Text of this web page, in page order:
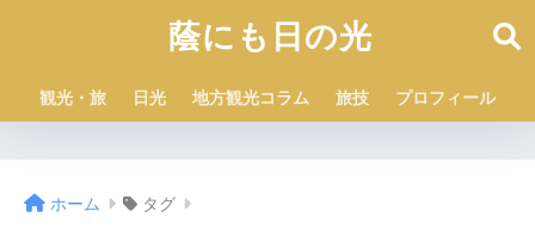
蔭にも日の光
観光・旅 日光 地方観光コラム 旅技 プロフィール
ホーム タグ